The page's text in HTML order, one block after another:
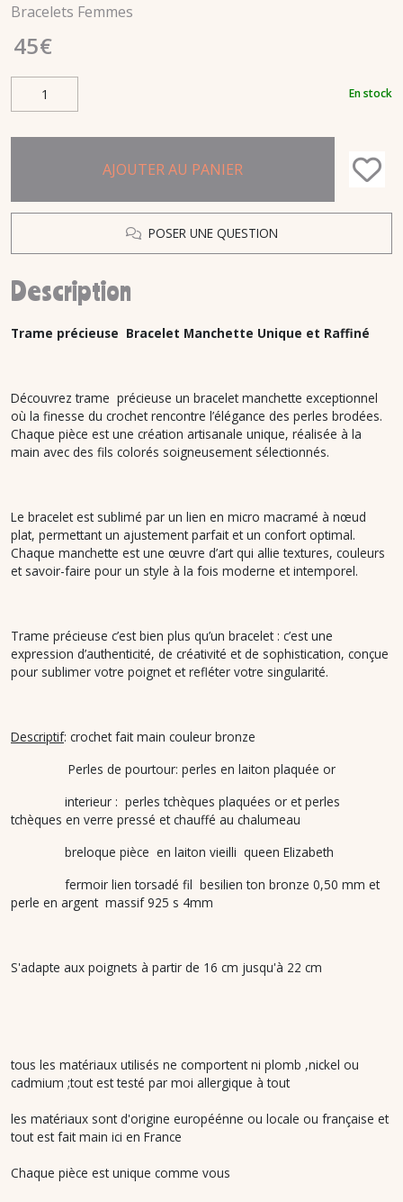
Bracelets Femmes
45€
En stock
AJOUTER AU PANIER
POSER UNE QUESTION
Description
Trame précieuse Bracelet Manchette Unique et Raffiné
Découvrez trame précieuse un bracelet manchette exceptionnel
où la finesse du crochet rencontre l’élégance des perles brodées.
Chaque pièce est une création artisanale unique, réalisée à la
main avec des fils colorés soigneusement sélectionnés.
Le bracelet est sublimé par un lien en micro macramé à nœud
plat, permettant un ajustement parfait et un confort optimal.
Chaque manchette est une œuvre d’art qui allie textures, couleurs
et savoir-faire pour un style à la fois moderne et intemporel.
Trame précieuse c’est bien plus qu’un bracelet : c’est une
expression d’authenticité, de créativité et de sophistication, conçue
pour sublimer votre poignet et refléter votre singularité.
Descriptif: crochet fait main couleur bronze
Perles de pourtour: perles en laiton plaquée or
interieur : perles tchèques plaquées or et perles
tchèques en verre pressé et chauffé au chalumeau
breloque pièce en laiton vieilli queen Elizabeth
fermoir lien torsadé fil besilien ton bronze 0,50 mm et
perle en argent massif 925 s 4mm
S'adapte aux poignets à partir de 16 cm jusqu'à 22 cm
tous les matériaux utilisés ne comportent ni plomb ,nickel ou
cadmium ;tout est testé par moi allergique à tout
les matériaux sont d'origine européénne ou locale ou française et
tout est fait main ici en France
Chaque pièce est unique comme vous